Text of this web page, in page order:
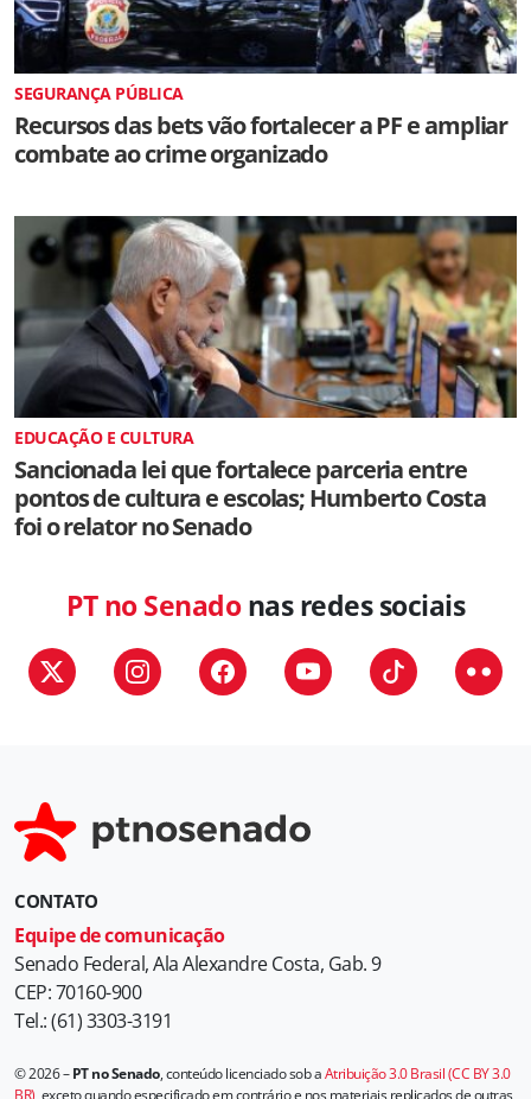
SEGURANÇA PÚBLICA
Recursos das bets vão fortalecer a PF e ampliar
combate ao crime organizado
EDUCAÇÃO E CULTURA
Sancionada lei que fortalece parceria entre
pontos de cultura e escolas; Humberto Costa
foi o relator no Senado
PT no Senadonas redes sociais
CONTATO
Equipe de comunicação
Senado Federal, Ala Alexandre Costa, Gab. 9
CEP: 70160-900
Tel.: (61) 3303-3191
© 2026 –PT no Senado, conteúdo licenciado sob aAtribuição 3.0 Brasil (CC BY 3.0
BR) , exceto quando especificado em contrário e nos materiais replicados de outras